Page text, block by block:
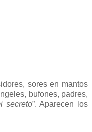
sores en mantos
bufones, padres,
secreto”. Aparecen los